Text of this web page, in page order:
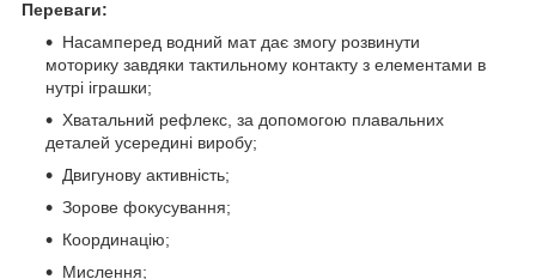
Переваги:
Насамперед водний мат дає змогу розвинути
моторику завдяки тактильному контакту з елементами в
нутрі іграшки;
Хватальний рефлекс, за допомогою плавальних
деталей усередині виробу;
Двигунову активність;
Зорове фокусування;
Координацію;
Мислення;